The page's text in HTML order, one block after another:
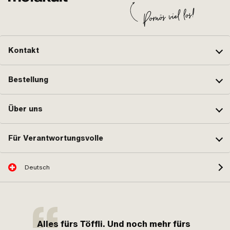
Kontakt
Bestellung
Über uns
Für Verantwortungsvolle
Deutsch
Alles fürs Töffli. Und noch mehr fürs